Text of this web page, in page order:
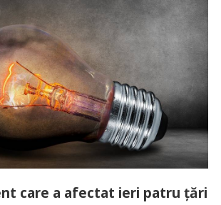
care a afectat ieri patru țări